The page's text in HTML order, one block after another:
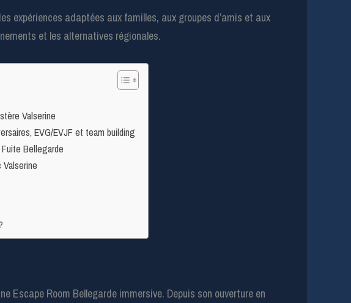
expériences adaptées aux familles, aux groupes d’amis et aux
et les alternatives régionales.
Valserine
EVG/EVJF et team building
Bellegarde
Escape Room Bellegarde immersive. Depuis son ouverture en